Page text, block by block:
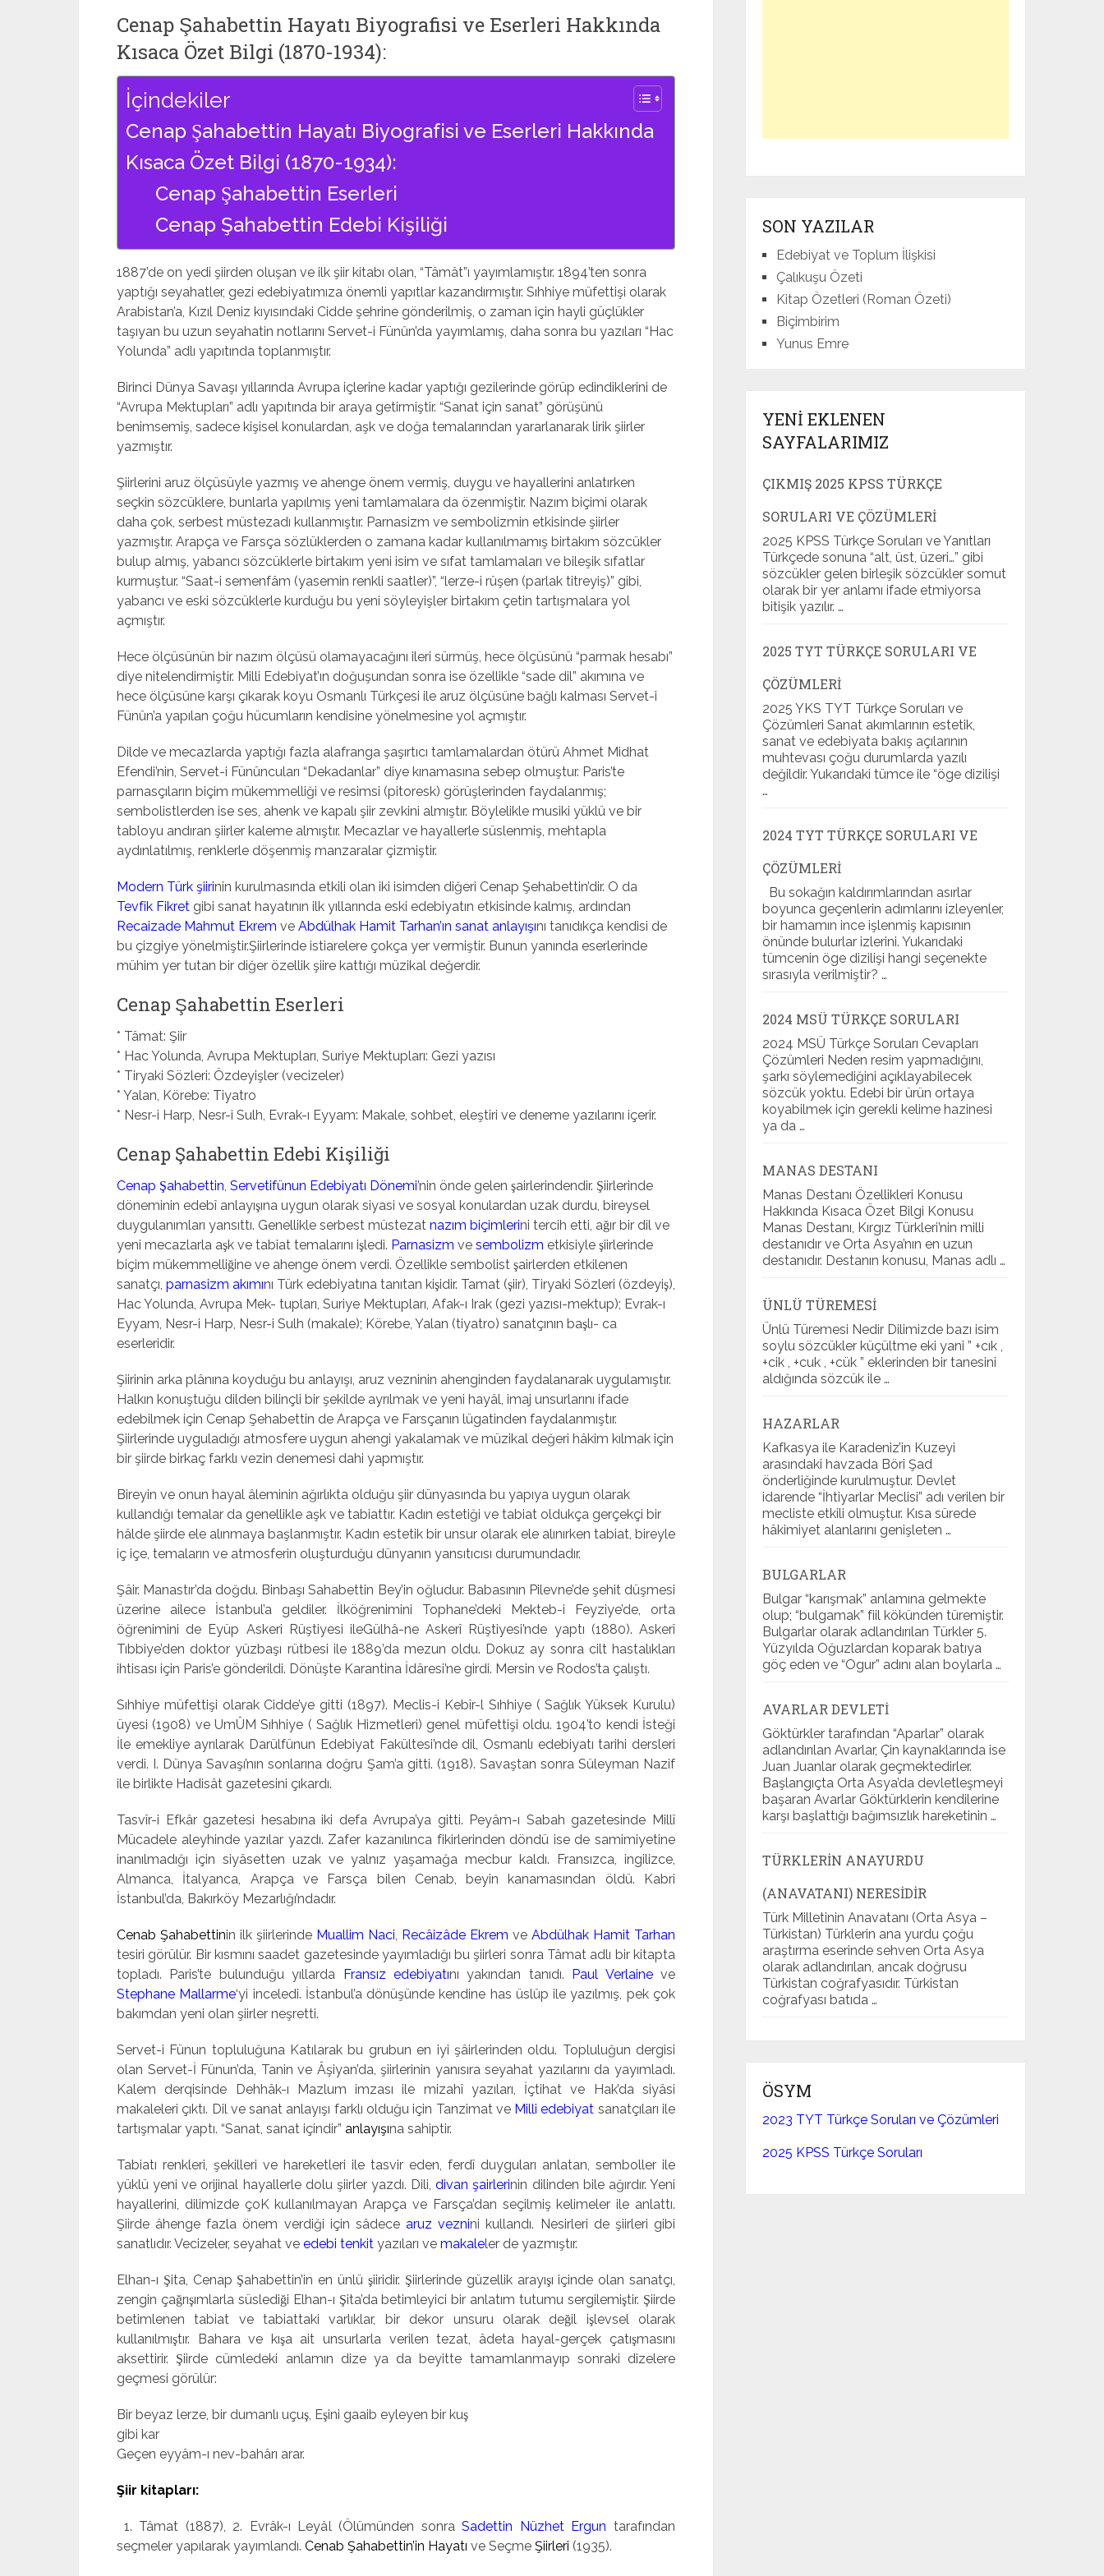
Cenap Şahabettin Hayatı Biyografisi ve Eserleri Hakkında
Kısaca Özet Bilgi (1870-1934):
İçindekiler
Cenap Şahabettin Hayatı Biyografisi ve Eserleri Hakkında
Kısaca Özet Bilgi (1870-1934):
Cenap Şahabettin Eserleri
Cenap Şahabettin Edebi Kişiliği
1887’de on yedi şiirden oluşan ve ilk şiir kitabı olan, “Tâmât”ı yayımlamıştır. 1894’ten sonra
yaptığı seyahatler, gezi edebiyatımıza önemli yapıtlar kazandırmıştır. Sıhhiye müfettişi olarak
Arabistan’a, Kızıl Deniz kıyısındaki Cidde şehrine gönderilmiş, o zaman için hayli güçlükler
taşıyan bu uzun seyahatin notlarını Servet-i Fünûn’da yayımlamış, daha sonra bu yazıları “Hac
Yolunda” adlı yapıtında toplanmıştır.
Birinci Dünya Savaşı yıllarında Avrupa içlerine kadar yaptığı gezilerinde görüp edindiklerini de
“Avrupa Mektupları” adlı yapıtında bir araya getirmiştir. “Sanat için sanat” görüşünü
benimsemiş, sadece kişisel konulardan, aşk ve doğa temalarından yararlanarak lirik şiirler
yazmıştır.
Şiirlerini aruz ölçüsüyle yazmış ve ahenge önem vermiş, duygu ve hayallerini anlatırken
seçkin sözcüklere, bunlarla yapılmış yeni tamlamalara da özenmiştir. Nazım biçimi olarak
daha çok, serbest müstezadı kullanmıştır. Parnasizm ve sembolizmin etkisinde şiirler
yazmıştır. Arapça ve Farsça sözlüklerden o zamana kadar kullanılmamış birtakım sözcükler
bulup almış, yabancı sözcüklerle birtakım yeni isim ve sıfat tamlamaları ve bileşik sıfatlar
kurmuştur. “Saat-i semenfâm (yasemin renkli saatler)”, “lerze-i rûşen (parlak titreyiş)” gibi,
yabancı ve eski sözcüklerle kurduğu bu yeni söyleyişler birtakım çetin tartışmalara yol
açmıştır.
Hece ölçüsünün bir nazım ölçüsü olamayacağını ileri sürmüş, hece ölçüsünü “parmak hesabı”
diye nitelendirmiştir. Milli Edebiyat’ın doğuşundan sonra ise özellikle “sade dil” akımına ve
hece ölçüsüne karşı çıkarak koyu Osmanlı Türkçesi ile aruz ölçüsüne bağlı kalması Servet-i
Fünûn’a yapılan çoğu hücumların kendisine yönelmesine yol açmıştır.
Dilde ve mecazlarda yaptığı fazla alafranga şaşırtıcı tamlamalardan ötürü Ahmet Midhat
Efendi’nin, Servet-i Fünûncuları “Dekadanlar” diye kınamasına sebep olmuştur. Paris’te
parnasçıların biçim mükemmelliği ve resimsi (pitoresk) görüşlerinden faydalanmış;
sembolistlerden ise ses, ahenk ve kapalı şiir zevkini almıştır. Böylelikle musiki yüklü ve bir
tabloyu andıran şiirler kaleme almıştır. Mecazlar ve hayallerle süslenmiş, mehtapla
aydınlatılmış, renklerle döşenmiş manzaralar çizmiştir.
Modern Türk şiirinin kurulmasında etkili olan iki isimden diğeri Cenap Şehabettin’dir. O da
Tevfik Fikret gibi sanat hayatının ilk yıllarında eski edebiyatın etkisinde kalmış, ardından
Recaizade Mahmut Ekrem ve Abdülhak Hamit Tarhan’ın sanat anlayışını tanıdıkça kendisi de
bu çizgiye yönelmiştir.Şiirlerinde istiarelere çokça yer vermiştir. Bunun yanında eserlerinde
mühim yer tutan bir diğer özellik şiire kattığı müzikal değerdir.
Cenap Şahabettin Eserleri
* Tâmat: Şiir
* Hac Yolunda, Avrupa Mektupları, Suriye Mektupları: Gezi yazısı
* Tiryaki Sözleri: Özdeyişler (vecizeler)
* Yalan, Körebe: Tiyatro
* Nesr-i Harp, Nesr-i Sulh, Evrak-ı Eyyam: Makale, sohbet, eleştiri ve deneme yazılarını içerir.
Cenap Şahabettin Edebi Kişiliği
Cenap Şahabettin, Servetifünun Edebiyatı Dönemi’nin önde gelen şairlerindendir. Şiirlerinde
döneminin edebî anlayışına uygun olarak siyasi ve sosyal konulardan uzak durdu, bireysel
duygulanımları yansıttı. Genellikle serbest müstezat nazım biçimlerini tercih etti, ağır bir dil ve
yeni mecazlarla aşk ve tabiat temalarını işledi. Parnasizm ve sembolizm etkisiyle şiirlerinde
biçim mükemmelliğine ve ahenge önem verdi. Özellikle sembolist şairlerden etkilenen
sanatçı, parnasizm akımını Türk edebiyatına tanıtan kişidir. Tamat (şiir), Tiryaki Sözleri (özdeyiş),
Hac Yolunda, Avrupa Mek- tupları, Suriye Mektupları, Afak-ı Irak (gezi yazısı-mektup); Evrak-ı
Eyyam, Nesr-i Harp, Nesr-i Sulh (makale); Körebe, Yalan (tiyatro) sanatçının başlı- ca
eserleridir.
Şiirinin arka plânına koyduğu bu anlayışı, aruz vezninin ahenginden faydalanarak uygulamıştır.
Halkın konuştuğu dilden bilinçli bir şekilde ayrılmak ve yeni hayâl, imaj unsurlarını ifade
edebilmek için Cenap Şehabettin de Arapça ve Farsçanın lügatinden faydalanmıştır.
Şiirlerinde uyguladığı atmosfere uygun ahengi yakalamak ve müzikal değeri hâkim kılmak için
bir şiirde birkaç farklı vezin denemesi dahi yapmıştır.
Bireyin ve onun hayal âleminin ağırlıkta olduğu şiir dünyasında bu yapıya uygun olarak
kullandığı temalar da genellikle aşk ve tabiattır. Kadın estetiği ve tabiat oldukça gerçekçi bir
hâlde şiirde ele alınmaya başlanmıştır. Kadın estetik bir unsur olarak ele alınırken tabiat, bireyle
iç içe, temaların ve atmosferin oluşturduğu dünyanın yansıtıcısı durumundadır.
Şâir. Manastır’da doğdu. Binbaşı Sahabettin Bey’in oğlu­dur. Babasının Pilevne’de şehit düşmesi
üzerine ailece İstanbul’a geldiler. İlköğrenimini Tophane’deki Mekteb-i Feyziye’de, orta
öğrenimini de Eyüp Askeri Rüştiyesi ileGülhâ-ne Askerî Rüştiyesi’nde yaptı (1880). Askerî
Tıbbiye’den doktor yüzbaşı rütbesi ile 1889’da mezun oldu. Dokuz ay sonra cilt hastalıkları
ihtisası için Paris’e gönderildi. Dö­nüşte Karantina İdâresi’ne girdi. Mersin ve Rodos’ta çalıştı.
Sıhhiye müfettişi olarak Cidde’ye gitti (1897). Meclis-i Kebîr-l Sıhhiye ( Sağlık Yüksek Kurulu)
üyesi (1908) ve UmÛM Sıhhiye ( Sağlık Hizmetleri) genel müfettişi oldu. 1904’to kendi İsteği
İle emekliye ayrılarak Darülfünun Ede­biyat Fakültesi’nde dil, Osmanlı edebiyatı tarihi dersleri
verdi. I. Dünya Savaşı’nın sonlarına doğru Şam’a gitti. (1918). Savaştan sonra Süleyman Nazif
ile birlikte Hadisât gazetesini çıkardı.
Tasvîr-i Efkâr gazetesi hesabına iki defa Avrupa’ya gitti. Peyâm-ı Sabah gazetesinde Millî
Mücadele aleyhinde yazılar yazdı. Zafer kazanılınca fikirlerinden dön­dü ise de samimiyetine
inanılmadığı için siyâsetten uzak ve yalnız yaşamağa mecbur kaldı. Fransızca, ingilizce,
Alman­ca, İtalyanca, Arapça ve Farsça bilen Cenab, beyin kanama­sından öldü. Kabri
İstanbul’da, Bakırköy Mezarlığı’ndadır.
Cenab Şahabettinin ilk şiirlerinde Muallim Naci, Recâizâde Ekrem ve Abdülhak Hamit Tarhan
tesiri görülür. Bir kısmını saadet gaze­tesinde yayımladığı bu şiirleri sonra Tâmat adlı bir kitapta
topladı. Paris’te bulunduğu yıllarda Fransız edebiyatını yakından tanıdı. Paul Verlaineve
Stephane Mallarme‘yi inceledi. İstanbul’a dönüşün­de kendine has üslûp ile yazılmış, pek çok
bakımdan yeni olan şiirler neşretti.
Servet-i Fünun topluluğuna Katılarak bu grubun en iyi şâirlerinden oldu. Topluluğun dergisi
olan Servet-İ Fünun’da, Tanin ve Âşiyan’da, şiirlerinin yanısıra seyahat yazılarını da yayımladı.
Kalem derqisinde Dehhâk-ı Mazlum imzası ile mizahî yazıları, İçtihat ve Hak’da siyâsi
makaleleri çıktı. Dil ve sanat anlayışı farklı olduğu için Tan­zimat ve Milli edebiyat sanatçıları ile
tartışmalar yaptı. “Sa­nat, sanat içindir” anlayışına sahiptir.
Tabiatı renkleri, şe­killeri ve hareketleri ile tasvir eden, ferdî duyguları anlatan, semboller ile
yüklü yeni ve orijinal hayallerle dolu şiirler yazdı. Dili,divan şairlerinin dilinden bile ağırdır. Yeni
ha­yallerini, dilimizde çoK kullanılmayan Arapça ve Farsça’dan seçilmiş kelimeler ile anlattı.
Şiirde âhenge fazla önem ver­diği için sâdecearuz veznini kullandı. Nesirleri de şiirleri gi­bi
sanatlıdır. Vecizeler, seyahat ve edebi tenkit yazıları ve makale­ler de yazmıştır.
Elhan-ı Şita, Cenap Şahabettin’in en ünlü şiiridir. Şiirlerinde güzellik arayışı içinde olan sanatçı,
zengin çağrışımlarla süslediği Elhan-ı Şita’da betimleyici bir anlatım tutumu sergilemiştir. Şiirde
betimlenen tabiat ve tabiattaki varlıklar, bir dekor unsuru olarak değil işlevsel olarak
kullanılmıştır. Bahara ve kışa ait unsurlarla verilen tezat, âdeta hayal-gerçek çatışmasını
aksettirir. Şiirde cümledeki anlamın dize ya da beyitte tamamlanmayıp sonraki dizelere
geçmesi görülür:
Bir beyaz lerze, bir dumanlı uçuş, Eşini gaaib eyleyen bir kuş
gibi kar
Geçen eyyâm-ı nev-bahârı arar.
Şiir kitapları:
1. Tâmat (1887), 2. Evrâk-ı Leyâl (Ölümünden sonraSadettin Nüzhet Ergun tarafından
seçmeler yapılarak yayımlandı. Cenab Şahabettin’in Hayatı ve Seçme Şiirleri (1935).
SON YAZILAR
Edebiyat ve Toplum İlişkisi
Çalıkuşu Özeti
Kitap Özetleri (Roman Özeti)
Biçimbirim
Yunus Emre
YENI EKLENEN
SAYFALARIMIZ
ÇIKMIŞ 2025 KPSS TÜRKÇE
SORULARI VE ÇÖZÜMLERI
2025 KPSS Türkçe Soruları ve Yanıtları
Türkçede sonuna “alt, üst, üzeri…” gibi
sözcükler gelen birleşik sözcükler somut
olarak bir yer anlamı ifade etmiyorsa
bitişik yazılır. …
2025 TYT TÜRKÇE SORULARI VE
ÇÖZÜMLERI
2025 YKS TYT Türkçe Soruları ve
Çözümleri Sanat akımlarının estetik,
sanat ve edebiyata bakış açılarının
muhtevası çoğu durumlarda yazılı
değildir. Yukarıdaki tümce ile “öge dizilişi
…
2024 TYT TÜRKÇE SORULARI VE
ÇÖZÜMLERI
Bu sokağın kaldırımlarından asırlar
boyunca geçenlerin adımlarını izleyenler,
bir hamamın ince işlenmiş kapısının
önünde bulurlar izlerini. Yukarıdaki
tümcenin öge dizilişi hangi seçenekte
sırasıyla verilmiştir? …
2024 MSÜ TÜRKÇE SORULARI
2024 MSÜ Türkçe Soruları Cevapları
Çözümleri Neden resim yapmadığını,
şarkı söylemediğini açıklayabilecek
sözcük yoktu. Edebi bir ürün ortaya
koyabilmek için gerekli kelime hazinesi
ya da …
MANAS DESTANI
Manas Destanı Özellikleri Konusu
Hakkında Kısaca Özet Bilgi Konusu
Manas Destanı, Kırgız Türkleri’nin milli
destanıdır ve Orta Asya’nın en uzun
destanıdır. Destanın konusu, Manas adlı …
ÜNLÜ TÜREMESI
Ünlü Türemesi Nedir Dilimizde bazı isim
soylu sözcükler küçültme eki yani ” +cık ,
+cik , +cuk , +cük ” eklerinden bir tanesini
aldığında sözcük ile …
HAZARLAR
Kafkasya ile Karadeniz’in Kuzeyi
arasındaki havzada Böri Şad
önderliğinde kurulmuştur. Devlet
idarende “İhtiyarlar Meclisi” adı verilen bir
mecliste etkili olmuştur. Kısa sürede
hâkimiyet alanlarını genişleten …
BULGARLAR
Bulgar “karışmak” anlamına gelmekte
olup; “bulgamak” fiil kökünden türemiştir.
Bulgarlar olarak adlandırılan Türkler 5.
Yüzyılda Oğuzlardan koparak batıya
göç eden ve “Ogur” adını alan boylarla …
AVARLAR DEVLETI
Göktürkler tarafından “Aparlar” olarak
adlandırılan Avarlar, Çin kaynaklarında ise
Juan Juanlar olarak geçmektedirler.
Başlangıçta Orta Asya’da devletleşmeyi
başaran Avarlar Göktürklerin kendilerine
karşı başlattığı bağımsızlık hareketinin …
TÜRKLERIN ANAYURDU
(ANAVATANI) NERESIDIR
Türk Milletinin Anavatanı (Orta Asya –
Türkistan) Türklerin ana yurdu çoğu
araştırma eserinde sehven Orta Asya
olarak adlandırılan, ancak doğrusu
Türkistan coğrafyasıdır. Türkistan
coğrafyası batıda …
ÖSYM
2023 TYT Türkçe Soruları ve Çözümleri
2025 KPSS Türkçe Soruları